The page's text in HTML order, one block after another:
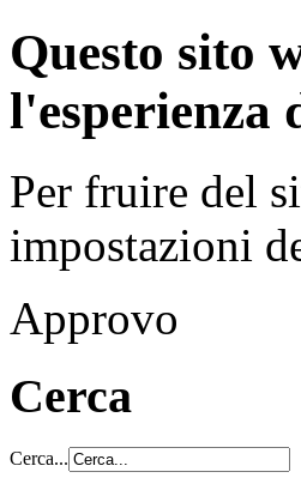
Questo sito
l'esperienza
Per fruire del
impostazioni
Approvo
Cerca
Cerca...